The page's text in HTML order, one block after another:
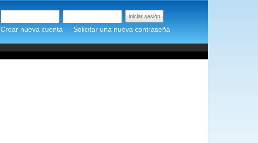
Crear nueva cuenta Solicitar una nueva contraseña